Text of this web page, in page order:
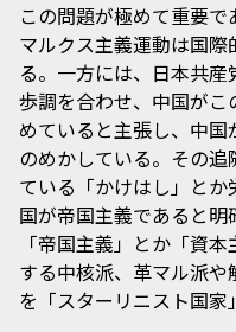
この問題が極めて重要
マルクス主義運動は国
る。一方には、日本共
歩調を合わせ、中国が
めていると主張し、中
のめかしている。その
ている「かけはし」と
国が帝国主義であると
「帝国主義」とか「資
する中核派、革マル派
を「スターリニスト国家